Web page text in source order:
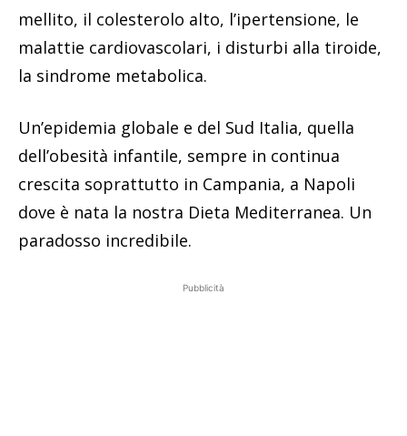
mellito, il colesterolo alto, l’ipertensione, le
malattie cardiovascolari, i disturbi alla tiroide,
la sindrome metabolica.
Un’epidemia globale e del Sud Italia, quella
dell’obesità infantile, sempre in continua
crescita soprattutto in Campania, a Napoli
dove è nata la nostra Dieta Mediterranea. Un
paradosso incredibile.
Pubblicità